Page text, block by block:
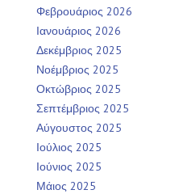
Φεβρουάριος 2026
Ιανουάριος 2026
Δεκέμβριος 2025
Νοέμβριος 2025
Οκτώβριος 2025
Σεπτέμβριος 2025
Αύγουστος 2025
Ιούλιος 2025
Ιούνιος 2025
Μάιος 2025